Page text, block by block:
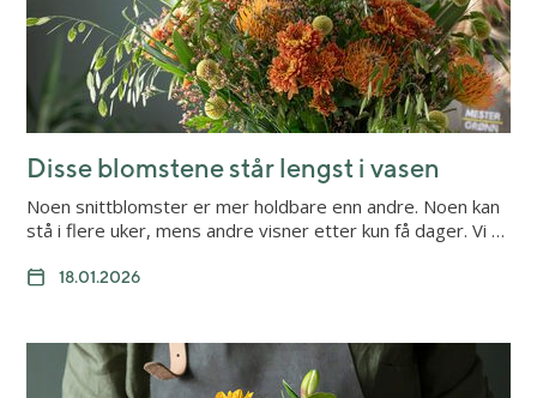
Disse blomstene står lengst i vasen
Noen snittblomster er mer holdbare enn andre. Noen kan
stå i flere uker, mens andre visner etter kun få dager. Vi …
18.01.2026